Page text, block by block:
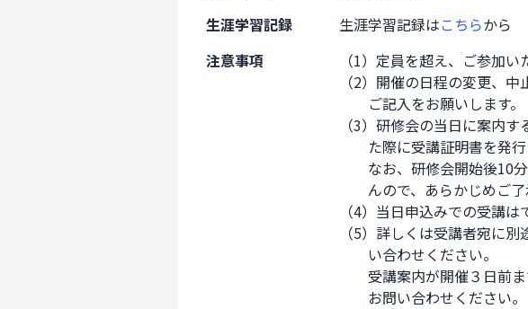
生涯学習記録
生涯学習記録はこちらから
注意事項
（1）定員を超え、ご参加
（2）開催の日程の変更、
ご記入をお願いします。
（3）研修会の当日に案内
た際に受講証明書を発行
なお、研修会開始後10分
んので、あらかじめご了
（4）当日申込みでの受講は
（5）詳しくは受講者宛に
い合わせください。
受講案内が開催３日前ま
お問い合わせください。